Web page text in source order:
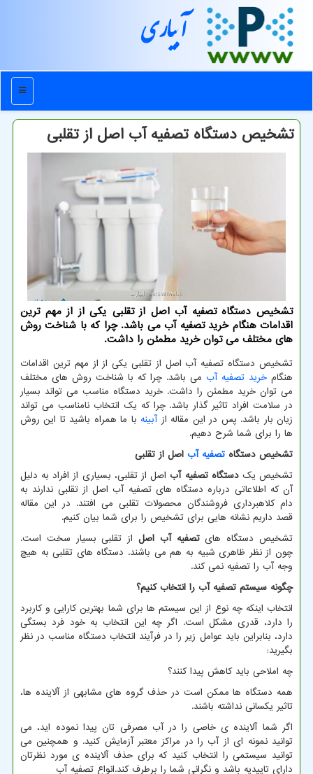
آبیاری
منو
تشخیص دستگاه تصفیه آب اصل از تقلبی
تشخیص دستگاه تصفیه آب اصل از تقلبی یکی از از مهم ترین
اقدامات هنگام خرید تصفیه آب می باشد. چرا که با شناخت روش
های مختلف می توان خرید مطمئن را داشت.
تشخیص دستگاه تصفیه آب اصل از تقلبی یکی از از مهم ترین اقدامات
هنگام خرید تصفیه آب می باشد. چرا که با شناخت روش های مختلف
می توان خرید مطمئن را داشت. خرید دستگاه مناسب می تواند بسیار
در سلامت افراد تاثیر گذار باشد. چرا که یک انتخاب نامناسب می تواند
زیان بار باشد. پس در این مقاله ازآبینه با ما همراه باشید تا این روش
ها را برای شما شرح دهیم.
تشخیص دستگاه تصفیه آب اصل از تقلبی
تشخیص یکدستگاه تصفیه آب اصل از تقلبی، بسیاری از افراد به دلیل
آن که اطلاعاتی درباره دستگاه های تصفیه آب اصل از تقلبی ندارند به
دام کلاهبرداری فروشندگان محصولات تقلبی می افتند. در این مقاله
قصد داریم نشانه هایی برای تشخیص را برای شما بیان کنیم.
تشخیص دستگاه هایتصفیه آب اصل از تقلبی بسیار سخت است.
چون از نظر ظاهری شبیه به هم می باشند. دستگاه های تقلبی به هیچ
وجه آب را تصفیه نمی کند.
چگونه سیستم تصفیه آب را انتخاب کنیم؟
انتخاب اینکه چه نوع از این سیستم ها برای شما بهترین کارایی و کاربرد
را دارد، قدری مشکل است. اگر چه این انتخاب به خود فرد بستگی
دارد، بنابراین باید عوامل زیر را در فرآیند انتخاب دستگاه مناسب در نظر
بگیرید:
چه املاحی باید کاهش پیدا کنند؟
همه دستگاه ها ممکن است در حذف گروه های مشابهی از آلاینده ها،
تاثیر یکسانی نداشته باشند.
اگر شما آلاینده ی خاصی را در آب مصرفی تان پیدا نموده اید، می
توانید نمونه ای از آب را در مراکز معتبر آزمایش کنید. و همچنین می
توانید سیستمی را انتخاب کنید که برای حذف آلاینده ی مورد نظرتان
دارای تاییدیه باشد و نگرانی شما را برطرف کند.انواع تصفیه آب